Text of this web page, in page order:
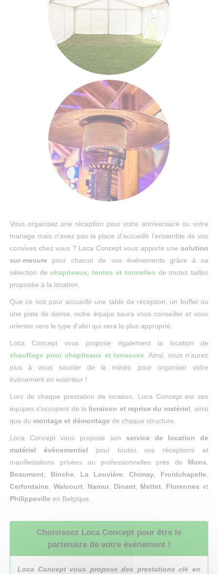
Vous organisez une réception pour votre anniversaire ou votre
mariage mais n'avez pas la place d’accueillir l'ensemble de vos
convives chez vous ? Loca Concept vous apporte une solution
sur-mesure pour chacun de vos événements grâce à sa
sélection dechapiteaux, tentes et tonnelles de toutes tailles
proposée à la location.
Que ce soit pour accueillir une table de réception, un buffet ou
une piste de danse, notre équipe saura vous conseiller et vous
orienter vers le type d'abri qui sera le plus approprié.
Loca Concept vous propose également la location de
chauffage pour chapiteaux et terrasses . Ainsi, vous n'aurez
plus à vous soucier de la météo pour organiser votre
événement en extérieur !
Lors de chaque prestation de location, Loca Concept est ses
équipes s'occupent de la livraison et reprise du matériel , ainsi
que du montage et démontage de chaque structure.
Loca Concept vous propose son service de location de
matériel événementiel pour toutes vos réceptions et
manifestations privées ou professionnelles près de Mons
Beaumont
Binche La Louvière ,Chimay Froidchapelle
Cerfontaine
Walcourt, Namur, Dinant, Mettet Florennes et
Philippeville en Belgique.
Choisissez Loca Concept pour être le
partenaire de votre événement !
Loca Concept vous propose des prestations clé en